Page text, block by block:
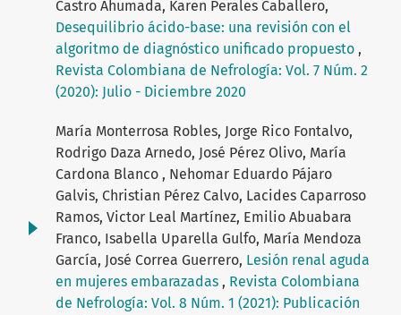
Castro Ahumada, Karen Perales Caballero,
Desequilibrio ácido-base: una revisión con el
algoritmo de diagnóstico unificado propuesto ,
Revista Colombiana de Nefrología: Vol. 7 Núm. 2
(2020): Julio - Diciembre 2020
María Monterrosa Robles, Jorge Rico Fontalvo,
Rodrigo Daza Arnedo, José Pérez Olivo, María
Cardona Blanco , Nehomar Eduardo Pájaro
Galvis, Christian Pérez Calvo, Lacides Caparroso
Ramos, Victor Leal Martínez, Emilio Abuabara
Franco, Isabella Uparella Gulfo, María Mendoza
García, José Correa Guerrero, Lesión renal aguda
en mujeres embarazadas , Revista Colombiana
de Nefrología: Vol. 8 Núm. 1 (2021): Publicación